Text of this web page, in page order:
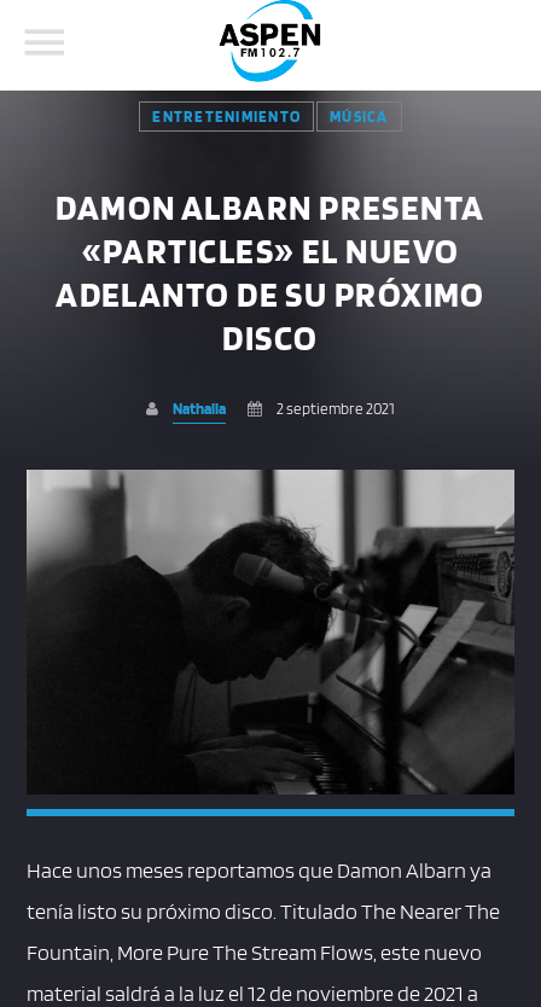
BUSCAR EN EL SITIO:
COMPARTE ESTA PÁGINA EN:
Whatsapp
ENTRETENIMIENTO MÚSICA
DAMON ALBARN PRESENTA
«PARTICLES» EL NUEVO
ADELANTO DE SU PRÓXIMO
DISCO
Nathalia 2 septiembre 2021
Hace unos meses reportamos que Damon Albarn ya
tenía listo su próximo disco. Titulado The Nearer The
Fountain, More Pure The Stream Flows, este nuevo
material saldrá a la luz el 12 de noviembre de 2021 a